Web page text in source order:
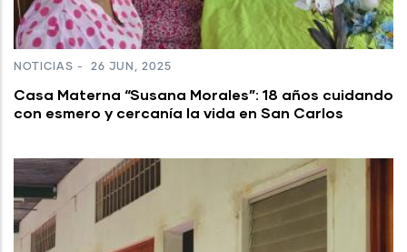
NOTICIAS - 26 JUN, 2025
Casa Materna “Susana Morales”: 18 años cuidando
con esmero y cercanía la vida en San Carlos